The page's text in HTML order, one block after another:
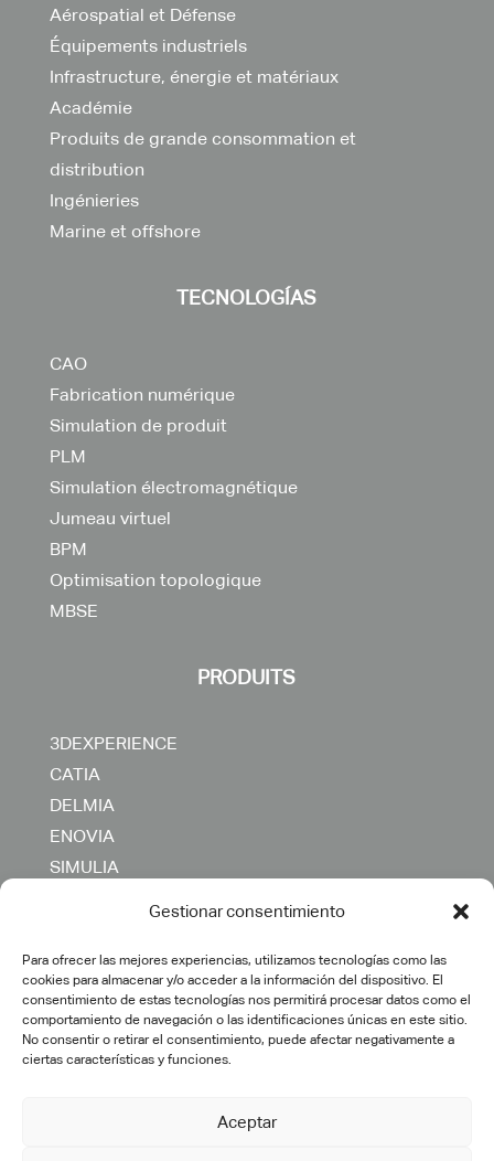
Gestionar consentimiento
Para ofrecer las mejores experiencias, utilizamos tecnologías como las
cookies para almacenar y/o acceder a la información del dispositivo. El
consentimiento de estas tecnologías nos permitirá procesar datos como el
comportamiento de navegación o las identificaciones únicas en este sitio.
No consentir o retirar el consentimiento, puede afectar negativamente a
ciertas características y funciones.
Aceptar
Aérospatial et Défense
Équipements industriels
Infrastructure, énergie et matériaux
Académie
Produits de grande consommation et
distribution
Ingénieries
Marine et offshore
TECNOLOGÍAS
CAO
Fabrication numérique
Simulation de produit
PLM
Simulation électromagnétique
Jumeau virtuel
BPM
Optimisation topologique
MBSE
PRODUITS
3DEXPERIENCE
CATIA
DELMIA
ENOVIA
SIMULIA
SERVICIES
Consultoría
Transformación digital